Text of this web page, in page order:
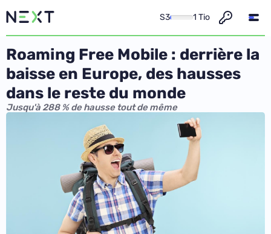
S3 1 Tio
Roaming Free Mobile : derrière la
baisse en Europe, des hausses
dans le reste du monde
Jusqu'à 288 % de hausse tout de même